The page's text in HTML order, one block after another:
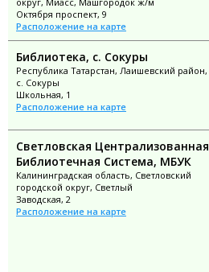
Октября проспект, 9
Расположение на карте
Библиотека, с. Сокуры
Республика Татарстан, Лаишевский район,
с. Сокуры
Школьная, 1
Расположение на карте
Светловская Централизованная
Библиотечная Система, МБУК
Калининградская область, Светловский
городской округ, Светлый
Заводская, 2
Расположение на карте